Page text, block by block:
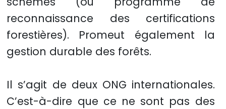
reconnaissance des certifications
forestières). Promeut également la
gestion durable des forêts.
Il s’agit de deux ONG internationales.
C’est-à-dire que ce ne sont pas des